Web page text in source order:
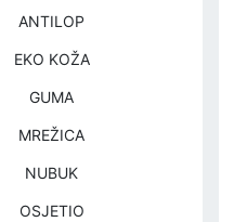
ANTILOP
EKO KOŽA
GUMA
MREŽICA
NUBUK
OSJETIO